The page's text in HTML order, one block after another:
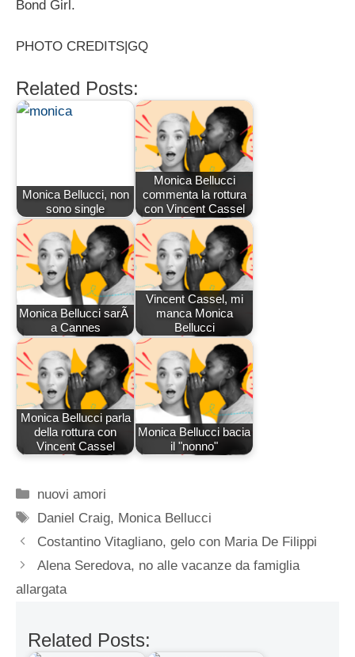
Bond Girl.
PHOTO CREDITS|GQ
Related Posts:
Monica Bellucci, non
sono single
Monica Bellucci
commenta la rottura
con Vincent Cassel
Monica Bellucci sarÃ
a Cannes
Vincent Cassel, mi
manca Monica
Bellucci
Monica Bellucci parla
della rottura con
Vincent Cassel
Monica Bellucci bacia
il "nonno"
Categorie
nuovi amori
Tag
Daniel Craig, Monica Bellucci
Costantino Vitagliano, gelo con Maria De Filippi
Alena Seredova, no alle vacanze da famiglia
allargata
Related Posts: